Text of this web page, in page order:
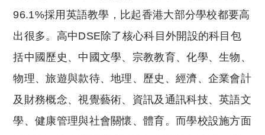
96.1%採用英語教學，比起香港大部分學校都要高
出很多。高中DSE除了核心科目外開設的科目包
括中國歷史、中國文學、宗教教育、化學、生物、
物理、旅遊與款待、地理、歷史、經濟、企業會計
及財務概念、視覺藝術、資訊及通訊科技、英語文
學、健康管理與社會關懷、體育。而學校設施方面